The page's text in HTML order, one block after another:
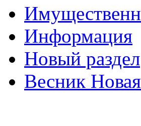
Информация
Новый раздел
Весник